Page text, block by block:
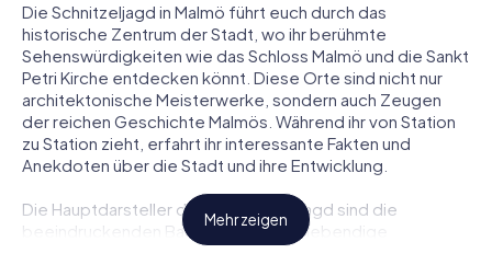
Die Schnitzeljagd in Malmö führt euch durch das
historische Zentrum der Stadt, wo ihr berühmte
Sehenswürdigkeiten wie das Schloss Malmö und die Sankt
Petri Kirche entdecken könnt. Diese Orte sind nicht nur
architektonische Meisterwerke, sondern auch Zeugen
der reichen Geschichte Malmös. Während ihr von Station
zu Station zieht, erfahrt ihr interessante Fakten und
Anekdoten über die Stadt und ihre Entwicklung.
Die Hauptdarsteller dieser Schnitzeljagd sind die
beeindruckenden Bauwerke und die lebendige
Atmosphäre der Stadt. Gemeinsam mit eurem Team
Mehr zeigen